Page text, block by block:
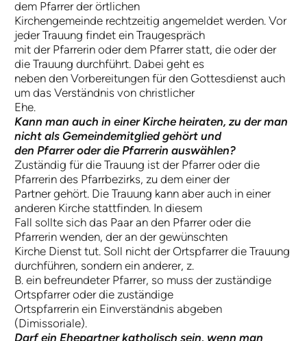
dem Pfarrer der örtlichen
Kirchengemeinde rechtzeitig angemeldet werden. Vor
jeder Trauung findet ein Traugespräch
mit der Pfarrerin oder dem Pfarrer statt, die oder der
die Trauung durchführt. Dabei geht es
neben den Vorbereitungen für den Gottesdienst auch
um das Verständnis von christlicher
Ehe.
Kann man auch in einer Kirche heiraten, zu der man
nicht als Gemeindemitglied gehört und
den Pfarrer oder die Pfarrerin auswählen?
Zuständig für die Trauung ist der Pfarrer oder die
Pfarrerin des Pfarrbezirks, zu dem einer der
Partner gehört. Die Trauung kann aber auch in einer
anderen Kirche stattfinden. In diesem
Fall sollte sich das Paar an den Pfarrer oder die
Pfarrerin wenden, der an der gewünschten
Kirche Dienst tut. Soll nicht der Ortspfarrer die Trauung
durchführen, sondern ein anderer, z.
B. ein befreundeter Pfarrer, so muss der zuständige
Ortspfarrer oder die zuständige
Ortspfarrerin ein Einverständnis abgeben
(Dimissoriale).
Darf ein Ehepartner katholisch sein, wenn man